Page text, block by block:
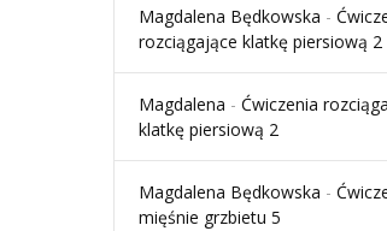
Magdalena Będkowska -
rozciągające klatkę piersiową 2
Magdalena - Ćwiczenia
klatkę piersiową 2
Magdalena Będkowska -
mięśnie grzbietu 5